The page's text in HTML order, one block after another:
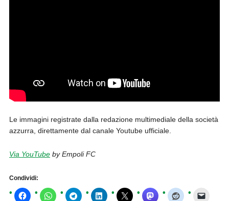
Le immagini registrate dalla redazione multimediale della società
azzurra, direttamente dal canale Youtube ufficiale.
Via YouTubeby Empoli FC
Condividi: